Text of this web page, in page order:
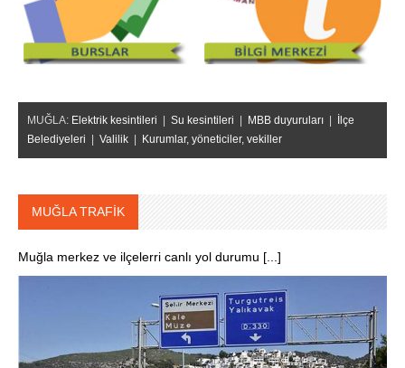
MUĞLA: Elektrik kesintileri Su kesintileri MBB duyuruları
İlçe
Belediyeleri
Valilik Kurumlar, yöneticiler, vekiller
MUĞLA TRAFİK
Muğla merkez ve ilçelerri canlı yol durumu [...]